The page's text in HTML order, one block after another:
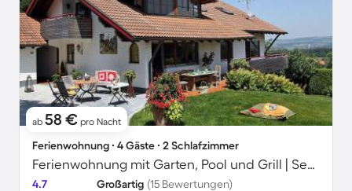
ab 58 € pro Nacht
Ferienwohnung ∙ 4 Gäste ∙ 2 Schlafzimmer
Ferienwohnung mit Garten, Pool und Grill | Seeblick | Ideal für Homeoffice
4.7 Großartig (15 Bewertungen)